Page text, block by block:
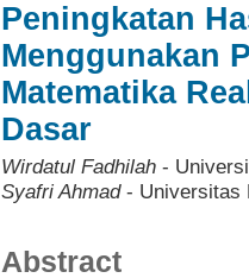
Peningkatan
Menggunakan
Matematika
Dasar
Wirdatul Fadhilah -
Syafri Ahmad- Universitas
Abstract